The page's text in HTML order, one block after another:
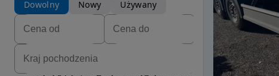
Dowolny
Nowy Używany